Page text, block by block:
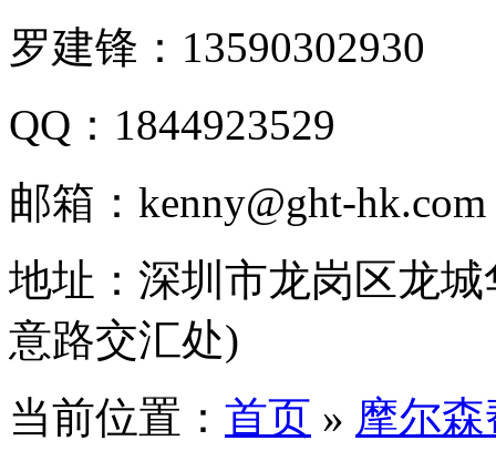
罗建锋： 13590302930
QQ： 1844923529
邮箱： kenny@ght-hk.com
地址： 深圳市龙岗区龙
意路交汇处)
当前位置： 首页 » 摩尔